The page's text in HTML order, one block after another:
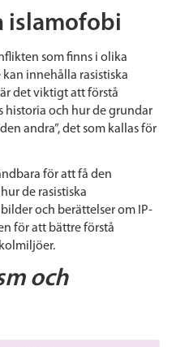
islamofobi
som finns i olika
innehålla rasistiska
det viktigt att förstå
historia och hur de grundar
andra”, det som kallas för
för att få den
de rasistiska
och berättelser om IP-
för att bättre förstå
och